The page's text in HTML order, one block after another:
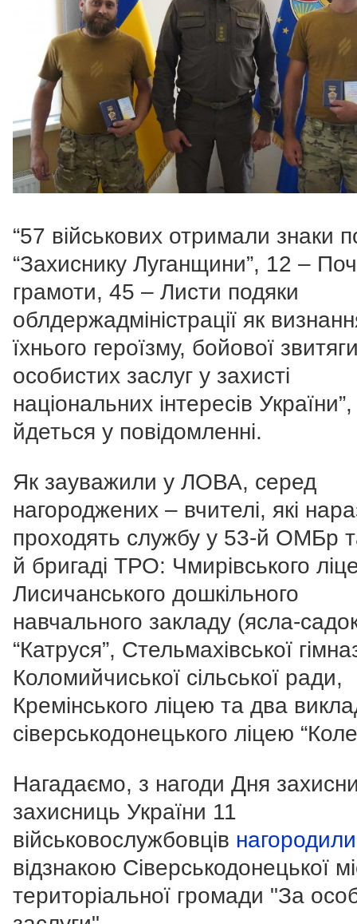
“57 військових отримали знаки
“Захиснику Луганщини”, 12 –
грамоти, 45 – Листи подяки
облдержадміністрації як
їхнього героїзму, бойової
особистих заслуг у захисті
національних інтересів
йдеться у повідомленні.
Як зауважили у ЛОВА, серед
нагороджених – вчителі, які
проходять службу у 53-й ОМБр
й бригаді ТРО: Чмирівського
Лисичанського дошкільного
навчального закладу (ясла-
“Катруся”, Стельмахівської
Коломийчиської сільської ради,
Кремінського ліцею та два
сіверськодонецького ліцею
Нагадаємо, з нагоди Дня
захисниць України 11
військовослужбовців нагородили
відзнакою Сіверськодонецької
територіальної громади "За